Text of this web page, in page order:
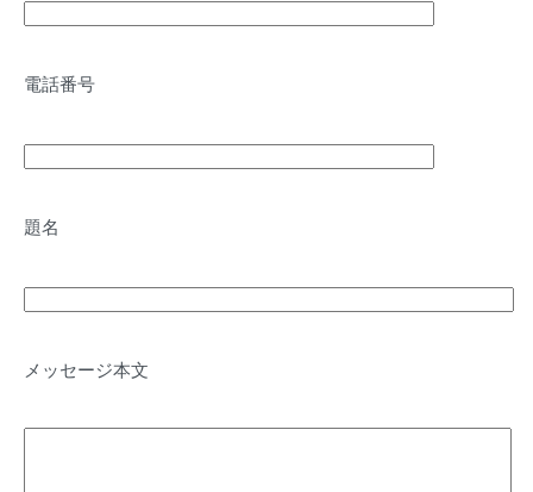
電話番号
題名
メッセージ本文